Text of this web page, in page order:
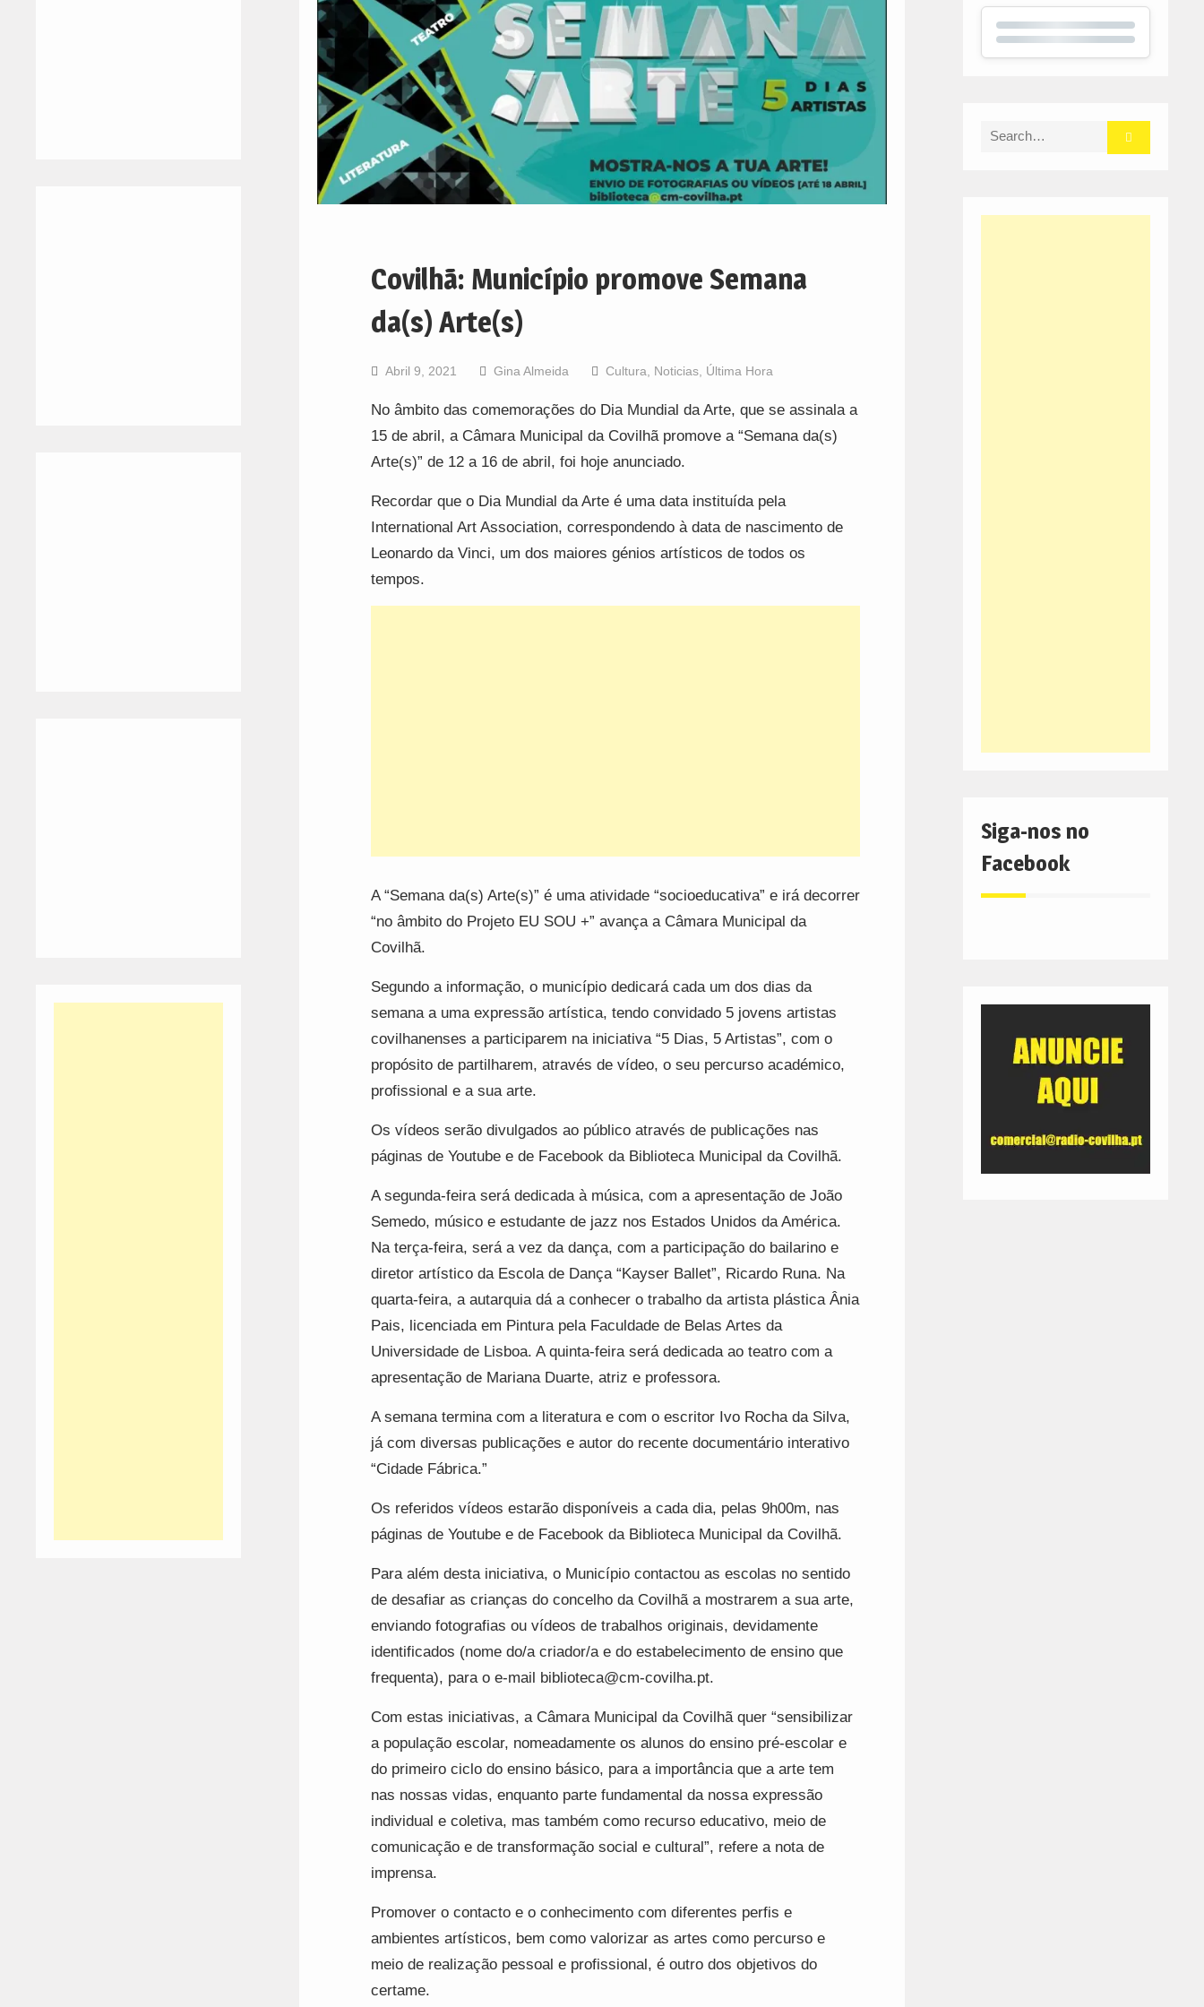
Covilhã: Município promove Semana
da(s) Arte(s)
Abril 9, 2021 Gina Almeida Cultura Noticias, Última Hora
No âmbito das comemorações do Dia Mundial da Arte, que se assinala a
15 de abril, a Câmara Municipal da Covilhã promove a “Semana da(s)
Arte(s)” de 12 a 16 de abril, foi hoje anunciado.
Recordar que o Dia Mundial da Arte é uma data instituída pela
International Art Association, correspondendo à data de nascimento de
Leonardo da Vinci, um dos maiores génios artísticos de todos os
tempos.
A “Semana da(s) Arte(s)” é uma atividade “socioeducativa” e irá decorrer
“no âmbito do Projeto EU SOU +” avança a Câmara Municipal da
Covilhã.
Segundo a informação, o município dedicará cada um dos dias da
semana a uma expressão artística, tendo convidado 5 jovens artistas
covilhanenses a participarem na iniciativa “5 Dias, 5 Artistas”, com o
propósito de partilharem, através de vídeo, o seu percurso académico,
profissional e a sua arte.
Os vídeos serão divulgados ao público através de publicações nas
páginas de Youtube e de Facebook da Biblioteca Municipal da Covilhã.
A segunda-feira será dedicada à música, com a apresentação de João
Semedo, músico e estudante de jazz nos Estados Unidos da América.
Na terça-feira, será a vez da dança, com a participação do bailarino e
diretor artístico da Escola de Dança “Kayser Ballet”, Ricardo Runa. Na
quarta-feira, a autarquia dá a conhecer o trabalho da artista plástica Ânia
Pais, licenciada em Pintura pela Faculdade de Belas Artes da
Universidade de Lisboa. A quinta-feira será dedicada ao teatro com a
apresentação de Mariana Duarte, atriz e professora.
A semana termina com a literatura e com o escritor Ivo Rocha da Silva,
já com diversas publicações e autor do recente documentário interativo
“Cidade Fábrica.”
Os referidos vídeos estarão disponíveis a cada dia, pelas 9h00m, nas
páginas de Youtube e de Facebook da Biblioteca Municipal da Covilhã.
Para além desta iniciativa, o Município contactou as escolas no sentido
de desafiar as crianças do concelho da Covilhã a mostrarem a sua arte,
enviando fotografias ou vídeos de trabalhos originais, devidamente
identificados (nome do/a criador/a e do estabelecimento de ensino que
frequenta), para o e-mail biblioteca@cm-covilha.pt.
Com estas iniciativas, a Câmara Municipal da Covilhã quer “sensibilizar
a população escolar, nomeadamente os alunos do ensino pré-escolar e
do primeiro ciclo do ensino básico, para a importância que a arte tem
nas nossas vidas, enquanto parte fundamental da nossa expressão
individual e coletiva, mas também como recurso educativo, meio de
comunicação e de transformação social e cultural”, refere a nota de
imprensa.
Promover o contacto e o conhecimento com diferentes perfis e
ambientes artísticos, bem como valorizar as artes como percurso e
meio de realização pessoal e profissional, é outro dos objetivos do
certame.
Search
Siga-nos no
Facebook